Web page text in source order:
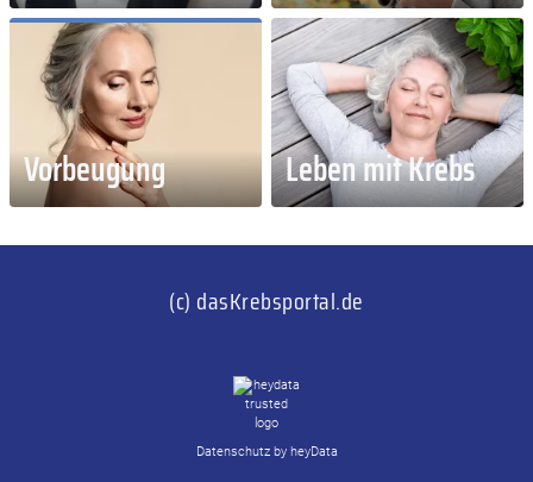
Vorbeugung Leben mit Krebs
(c) dasKrebsportal.de
Datenschutz by heyData